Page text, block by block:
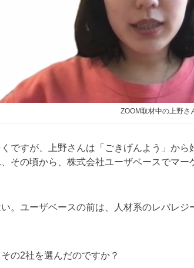
ZOOM取材中の上野さ
ですが、上野さんは「ごきげんよう」か
その頃から、株式会社ユーザベースでマ
い。ユーザベースの前は、人材系のレバレ
の2社を選んだのですか？